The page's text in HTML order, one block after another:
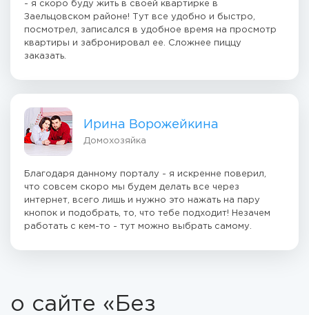
- я скоро буду жить в своей квартирке в
Заельцовском районе! Тут все удобно и быстро,
посмотрел, записался в удобное время на просмотр
квартиры и забронировал ее. Сложнее пиццу
заказать.
Ирина Ворожейкина
Домохозяйка
Благодаря данному порталу - я искренне поверил,
что совсем скоро мы будем делать все через
интернет, всего лишь и нужно это нажать на пару
кнопок и подобрать, то, что тебе подходит! Незачем
работать с кем-то - тут можно выбрать самому.
о сайте «Без